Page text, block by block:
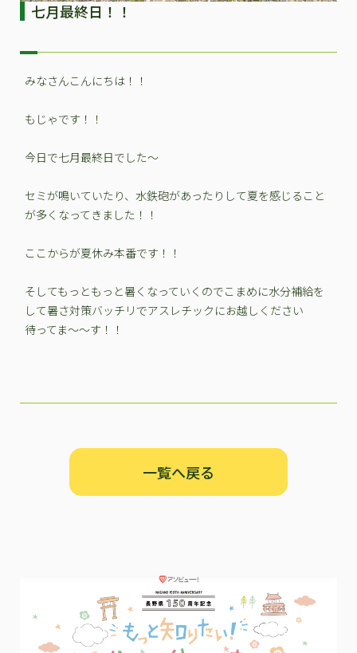
七月最終日！！
みなさんこんにちは！！
もじゃです！！
今日で七月最終日でした～
セミが鳴いていたり、水鉄砲があったりして夏を感じること
が多くなってきました！！
ここからが夏休み本番です！！
そしてもっともっと暑くなっていくのでこまめに水分補給を
して暑さ対策バッチリでアスレチックにお越しください
待ってま～～す！！
一覧へ戻る